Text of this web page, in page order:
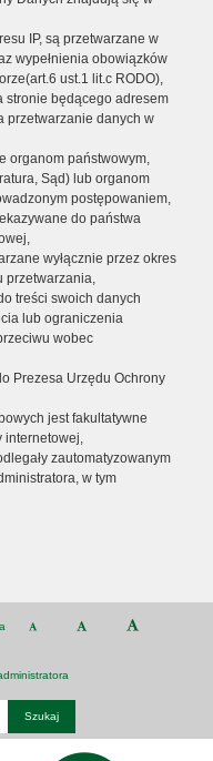
IP, są przetwarzane w
wypełnienia obowiązków
ust.1 lit.c RODO),
stronie będącego adresem
przetwarzanie danych w
organom państwowym,
Sąd) lub organom
postępowaniem,
do państwa
wyłącznie przez okres
przetwarzania,
treści swoich danych
lub ograniczenia
wobec
Prezesa Urzędu Ochrony
jest fakultatywne
internetowej,
zautomatyzowanym
w tym